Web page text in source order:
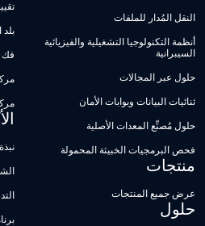
النقل المُدار للملفات
أنظمة التكنولوجيا التشغيلية والفيزيائية
السيبرانية
حلول عبر المجالات
ثنائيات البيانات وبوابات الأمان
حلول مُصنِّع المعدات الأصلية
فحص البرمجيات الخبيثة المحمولة
منتجات
عرض جميع المنتجات
حلول
بلد
فك